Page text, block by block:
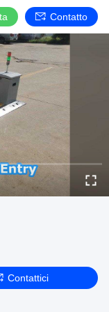
Contatto
Contattici